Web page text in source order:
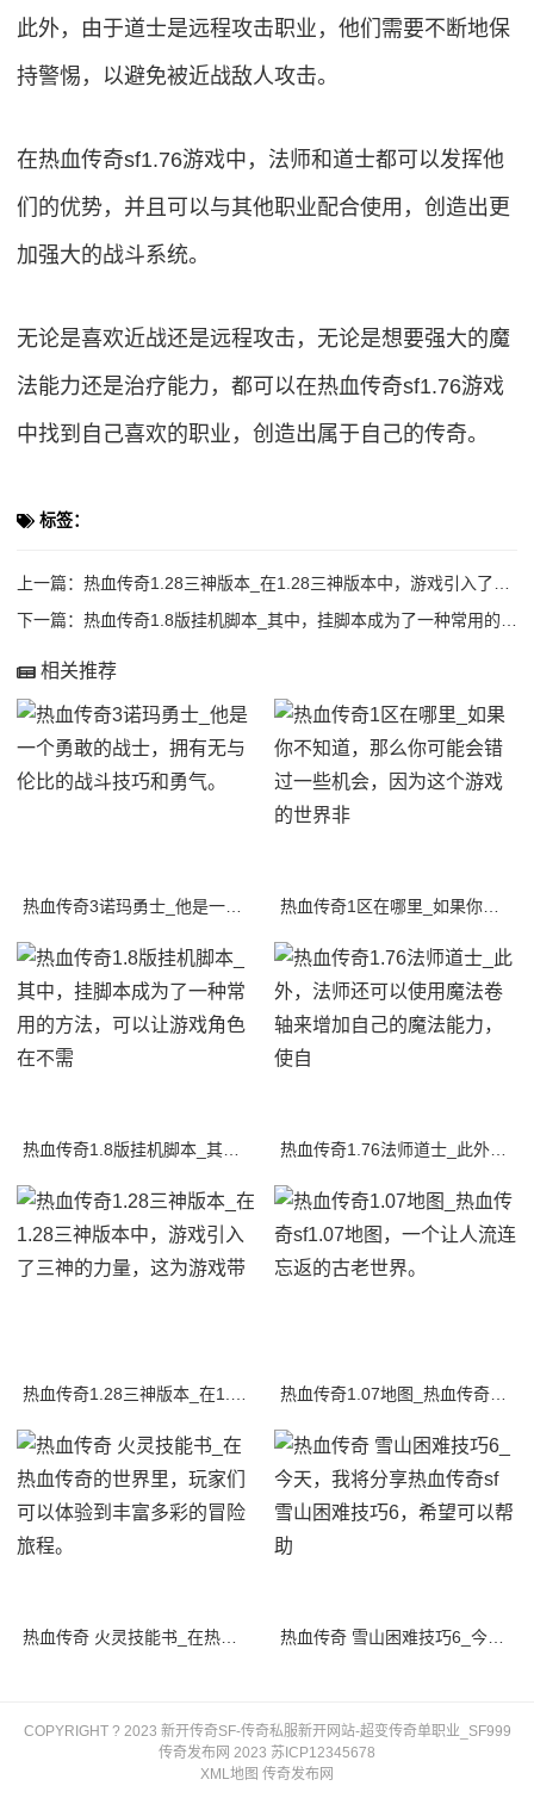
此外，由于道士是远程攻击职业，他们需要不断地保
持警惕，以避免被近战敌人攻击。
在热血传奇sf1.76游戏中，法师和道士都可以发挥他
们的优势，并且可以与其他职业配合使用，创造出更
加强大的战斗系统。
无论是喜欢近战还是远程攻击，无论是想要强大的魔
法能力还是治疗能力，都可以在热血传奇sf1.76游戏
中找到自己喜欢的职业，创造出属于自己的传奇。
标签：
上一篇： 热血传奇1.28三神版本_在1.28三神版本中，游戏引入了三神的力量，这为游戏带
下一篇： 热血传奇1.8版挂机脚本_其中，挂脚本成为了一种常用的方法，可以让游戏角色在不需
相关推荐
热血传奇1.8版挂机脚本_其中，挂脚本成为了一种常用的方法，可以让游戏角色在不需 热血传奇1.76法师道士_此外，法师还可以使用魔法卷轴来增加自己的魔法能力，使自
热血传奇 火灵技能书_在热血传奇的世界里，玩家们可以体验到丰富多彩的冒险旅程。 热血传奇 雪山困难技巧6_今天，我将分享热血传奇sf雪山困难技巧6，希望可以帮助
COPYRIGHT ? 2023 新开传奇SF-传奇私服新开网站-超变传奇单职业_SF999
传奇发布网 2023 苏ICP12345678
XML地图 传奇发布网